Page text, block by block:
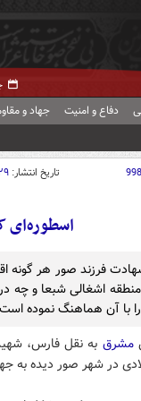
دفاع و امنیت جهاد و
تاریخ انتشار: ۲۹ بهمن
اسطوره‌ای
فرزند صور هر گونه
اشغالی شبعا و چه
با آن هماهنگ نموده
مشرق به نقل فارس،